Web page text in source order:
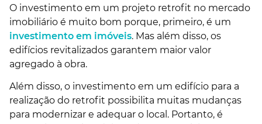
O investimento em um projeto retrofit no mercado
imobiliário é muito bom porque, primeiro, é um
investimento em imóveis. Mas além disso, os
edifícios revitalizados garantem maior valor
agregado à obra.
Além disso, o investimento em um edifício para a
realização do retrofit possibilita muitas mudanças
para modernizar e adequar o local. Portanto, é